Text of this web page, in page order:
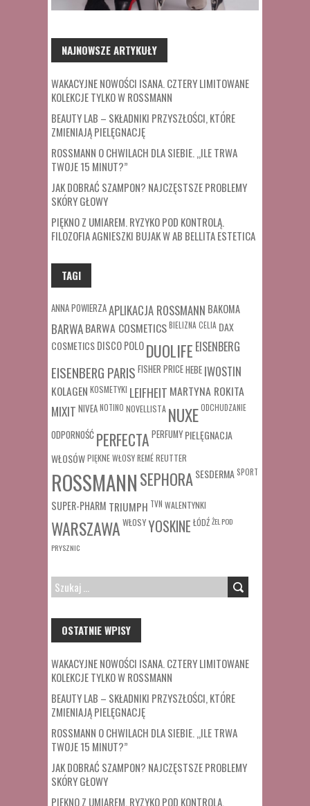
NAJNOWSZE ARTYKUŁY
WAKACYJNE NOWOŚCI ISANA. CZTERY LIMITOWANE
KOLEKCJE TYLKO W ROSSMANN
BEAUTY LAB – SKŁADNIKI PRZYSZŁOŚCI, KTÓRE
ZMIENIAJĄ PIELĘGNACJĘ
ROSSMANN O CHWILACH DLA SIEBIE. „ILE TRWA
TWOJE 15 MINUT?”
JAK DOBRAĆ SZAMPON? NAJCZĘSTSZE PROBLEMY
SKÓRY GŁOWY
PIĘKNO Z UMIAREM. RYZYKO POD KONTROLĄ.
FILOZOFIA AGNIESZKI BUJAK W AB BELLITA ESTETICA
TAGI
ANNA POWIERZAAPLIKACJA ROSSMANN BAKOMA
BARWABARWA COSMETICSBIELIZNA CELIA DAX
COSMETICSDISCO POLODUOLIFE EISENBERG
EISENBERG PARIS FISHER PRICEHEBE IWOSTIN
KOLAGEN KOSMETYKI LEIFHEIT MARTYNA ROKITA
MIXIT NIVEANOTINO NOVELLISTA NUXEODCHUDZANIE
ODPORNOŚĆ PERFECTA PERFUMY PIELĘGNACJA
WŁOSÓWPIĘKNE WŁOSYREMÉREUTTER
ROSSMANNSEPHORASESDERMA SPORT
SUPER-PHARM TRIUMPH TVN WALENTYNKI
WARSZAWA WŁOSYYOSKINE ŁÓDŹŻEL POD
PRYSZNIC
SZUKAJ:
OSTATNIE WPISY
WAKACYJNE NOWOŚCI ISANA. CZTERY LIMITOWANE
KOLEKCJE TYLKO W ROSSMANN
BEAUTY LAB – SKŁADNIKI PRZYSZŁOŚCI, KTÓRE
ZMIENIAJĄ PIELĘGNACJĘ
ROSSMANN O CHWILACH DLA SIEBIE. „ILE TRWA
TWOJE 15 MINUT?”
JAK DOBRAĆ SZAMPON? NAJCZĘSTSZE PROBLEMY
SKÓRY GŁOWY
PIĘKNO Z UMIAREM. RYZYKO POD KONTROLĄ.